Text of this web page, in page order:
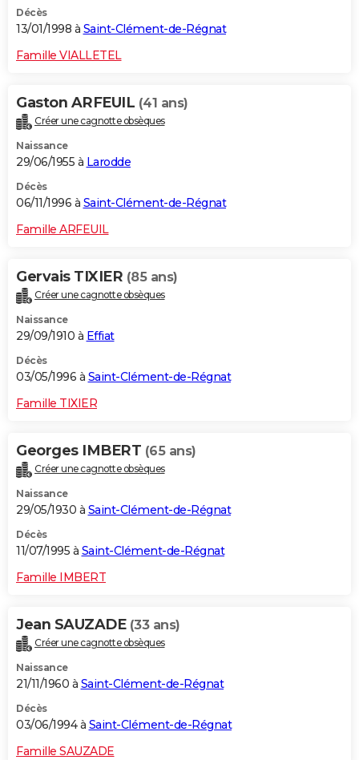
Décès
13/01/1998 à Saint-Clément-de-Régnat
Famille VIALLETEL
Gaston ARFEUIL (41 ans)
Créer une cagnotte obsèques
Naissance
29/06/1955 à Larodde
Décès
06/11/1996 à Saint-Clément-de-Régnat
Famille ARFEUIL
Gervais TIXIER (85 ans)
Créer une cagnotte obsèques
Naissance
29/09/1910 à Effiat
Décès
03/05/1996 à Saint-Clément-de-Régnat
Famille TIXIER
Georges IMBERT (65 ans)
Créer une cagnotte obsèques
Naissance
29/05/1930 à Saint-Clément-de-Régnat
Décès
11/07/1995 à Saint-Clément-de-Régnat
Famille IMBERT
Jean SAUZADE (33 ans)
Créer une cagnotte obsèques
Naissance
21/11/1960 à Saint-Clément-de-Régnat
Décès
03/06/1994 à Saint-Clément-de-Régnat
Famille SAUZADE